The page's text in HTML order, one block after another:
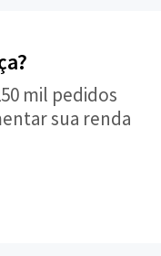
mil pedidos
sua renda